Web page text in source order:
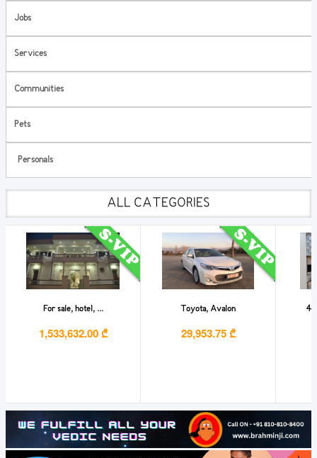
Jobs
Services
Communities
Pets
Personals
ALL CATEGORIES
For sale, hotel, ...
1,533,632.00 ₾
Toyota, Avalon
29,953.75 ₾
4-